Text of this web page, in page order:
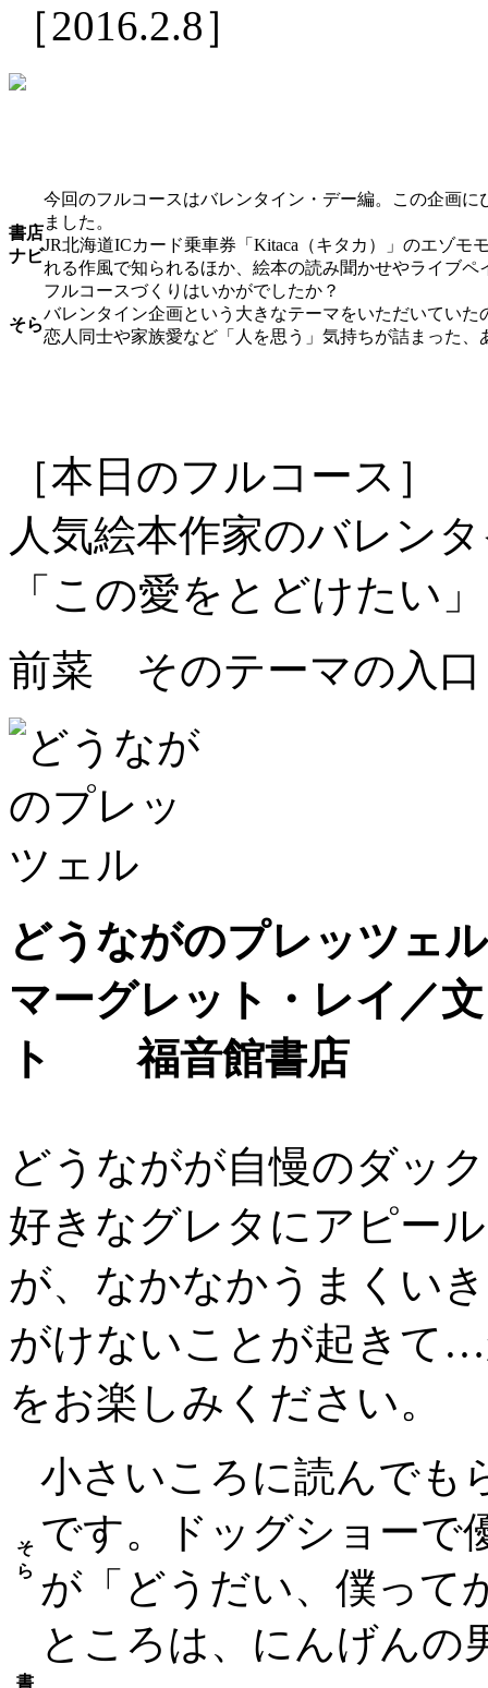
［2016.2.8］
書店
ナビ
今回のフルコースはバレンタイン・デー編。この企画
ました。
JR北海道ICカード乗車券「Kitaca（キタカ）」のエゾ
れる作風で知られるほか、絵本の読み聞かせやライブ
フルコースづくりはいかがでしたか？
そら
バレンタイン企画という大きなテーマをいただいてい
恋人同士や家族愛など「人を思う」気持ちが詰まった
［本日のフルコース］
人気絵本作家のバレン
「この愛をとどけたい
前菜 そのテーマの入口
どうながのプレッツェル
マーグレット・レイ／
ト 福音館書店
どうながが自慢のダッ
好きなグレタにアピー
が、なかなかうまくい
がけないことが起きて
をお楽しみください。
そ
ら
小さいころに読んでも
です。ドッグショーで
が「どうだい、僕って
ところは、にんげんの
書